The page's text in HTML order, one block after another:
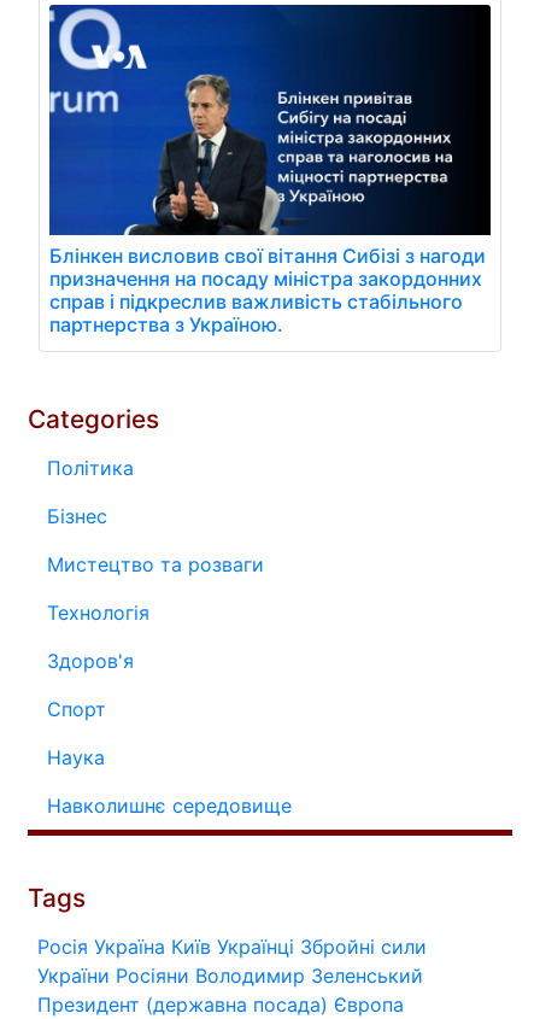
Блінкен висловив свої вітання Сибізі з нагоди
призначення на посаду міністра закордонних
справ і підкреслив важливість стабільного
партнерства з Україною.
Categories
Політика
Бізнес
Мистецтво та розваги
Технологія
Здоров'я
Спорт
Наука
Навколишнє середовище
Tags
Росія Україна Київ Українці Збройні сили
України Росіяни Володимир Зеленський
Президент (державна посада) Європа